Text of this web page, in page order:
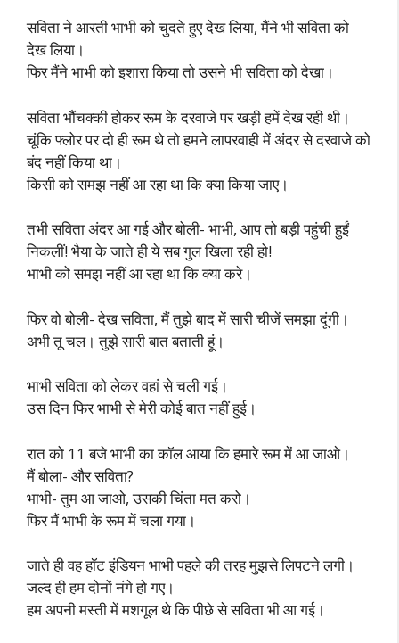
सविता ने आरती भाभी को चुदते हुए देख लिया, मैंने भी सविता को
देख लिया।
फिर मैंने भाभी को इशारा किया तो उसने भी सविता को देखा।
सविता भौंचक्की होकर रूम के दरवाजे पर खड़ी हमें देख रही थी।
चूंकि फ्लोर पर दो ही रूम थे तो हमने लापरवाही में अंदर से दरवाजे को
बंद नहीं किया था।
किसी को समझ नहीं आ रहा था कि क्या किया जाए।
तभी सविता अंदर आ गई और बोली- भाभी, आप तो बड़ी पहुंची हुईं
निकलीं! भैया के जाते ही ये सब गुल खिला रही हो!
भाभी को समझ नहीं आ रहा था कि क्या करे।
फिर वो बोली- देख सविता, मैं तुझे बाद में सारी चीजें समझा दूंगी।
अभी तू चल। तुझे सारी बात बताती हूं।
भाभी सविता को लेकर वहां से चली गई।
उस दिन फिर भाभी से मेरी कोई बात नहीं हुई।
रात को 11 बजे भाभी का कॉल आया कि हमारे रूम में आ जाओ।
मैं बोला- और सविता?
भाभी- तुम आ जाओ, उसकी चिंता मत करो।
फिर मैं भाभी के रूम में चला गया।
जाते ही वह हॉट इंडियन भाभी पहले की तरह मुझसे लिपटने लगी।
जल्द ही हम दोनों नंगे हो गए।
हम अपनी मस्ती में मशगूल थे कि पीछे से सविता भी आ गई।